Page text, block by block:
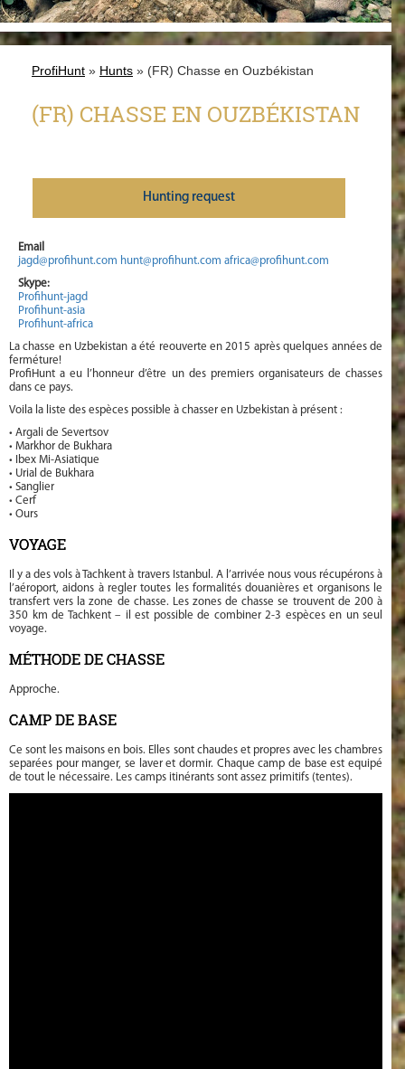
ProfiHunt » Hunts » (FR) Chasse en Ouzbékistan
(FR) CHASSE EN OUZBÉKISTAN
Нunting request
Email
jagd@profihunt.com hunt@profihunt.com africa@profihunt.com
Skype:
Profihunt-jagd
Profihunt-asia
Profihunt-africa
La chasse en Uzbekistan a été reouverte en 2015 après quelques années de
ferméture!
ProfiHunt a eu l’honneur d’être un des premiers organisateurs de chasses
dans ce pays.
Voila la liste des espèces possible à chasser en Uzbekistan à présent :
• Argali de Severtsov
• Markhor de Bukhara
• Ibex Mi-Asiatique
• Urial de Bukhara
• Sanglier
• Cerf
• Ours
VOYAGE
Il y a des vols à Tachkent à travers Istanbul. A l’arrivée nous vous récupérons à
l’aéroport, aidons à regler toutes les formalités douanières et organisons le
transfert vers la zone de chasse. Les zones de chasse se trouvent de 200 à
350 km de Tachkent – il est possible de combiner 2-3 espèces en un seul
voyage.
MÉTHODE DE CHASSE
Approche.
CAMP DE BASE
Ce sont les maisons en bois. Elles sont chaudes et propres avec les chambres
separées pour manger, se laver et dormir. Chaque camp de base est equipé
de tout le nécessaire. Les camps itinérants sont assez primitifs (tentes).